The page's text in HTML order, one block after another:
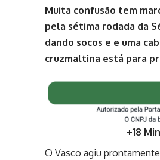
Muita confusão tem
pela sétima rodada da
dando socos e e uma
cruzmaltina está para
+18
O Vasco agiu